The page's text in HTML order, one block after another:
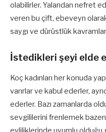
olabilirler. Yalandan nefret
veren bu çift, ebeveyn
saygı ve dürüstlük
İstedikleri şeyi elde
Koç kadınları her konuda
varırlar ve kabul ederler,
ederler. Bazı zamanlarda
sevgililerini frenlemek bazen